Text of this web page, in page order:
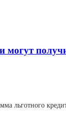
могут
льготного